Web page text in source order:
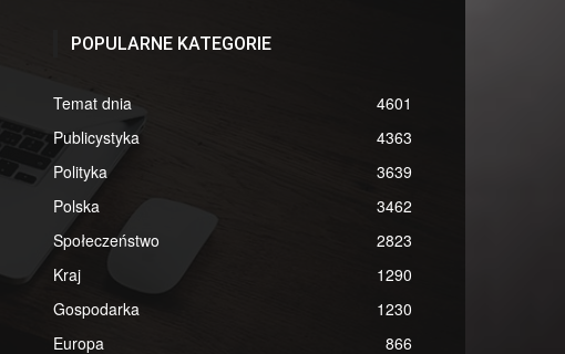
POPULARNE KATEGORIE
Temat dnia
4601
Publicystyka
4363
Polityka
3639
Polska
3462
Społeczeństwo
2823
Kraj
1290
Gospodarka
1230
Europa
866